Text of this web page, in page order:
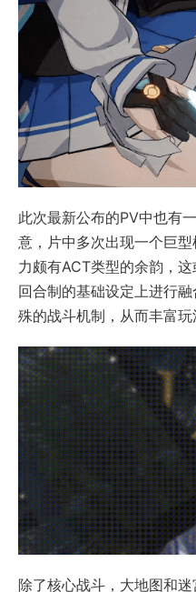
此次最新公布的PV中也有
意，片中多次出现一个巨
力颇有ACT类型的余韵，
回合制的基础设定上进行
殊的战斗机制，从而丰富玩
除了核心战斗，大地图和